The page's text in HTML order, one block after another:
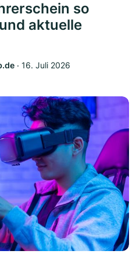
so
aktuelle
‧ 16. Juli 2026